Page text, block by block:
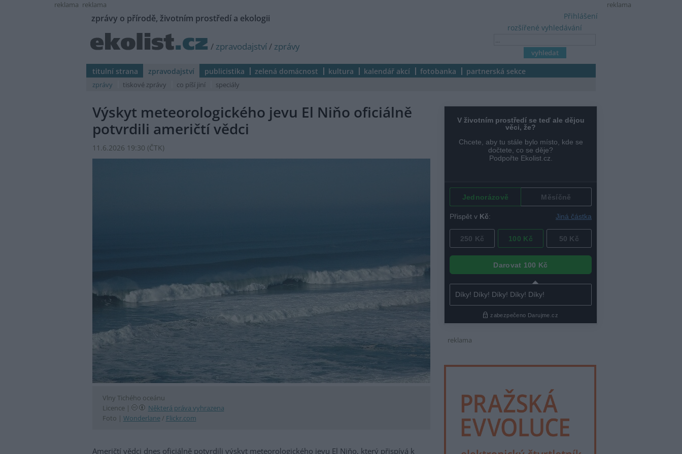
reklama
reklama reklama
zprávy o přírodě, životním prostředí a ekologii
/ zpravodajství/ zprávy
rozšířené vyhledávání
Přihlášení
titulní strana zpravodajství publicistika zelená domácnost kultura kalendář akcí fotobanka partnerská sekce
zprávy tiskové zprávy co píší jiní speciály
Výskyt meteorologického jevu El Niňo oficiálně
potvrdili američtí vědci
11.6.2026 19:30 (ČTK)
Vlny Tichého oceánu
Licence |
Některá práva vyhrazena
Foto | Wonderlane/ Flickr.com
Američtí vědci dnes oficiálně potvrdili výskyt meteorologického jevu El Niňo, který přispívá k
reklama